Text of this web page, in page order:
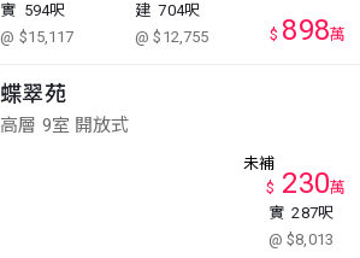
實 594呎
@ $15,117
建 704呎
@ $12,755
$ 898萬
蝶翠苑
高層 9室 開放式
實 287呎
@ $8,013
未補
$ 230萬